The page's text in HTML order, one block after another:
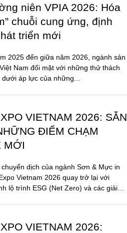
niên VPIA 2026: Hóa
chuỗi cung ứng, định
triển mới
2025 đến giữa năm 2026, ngành sản
Nam đối mặt với những thử thách
áp lực của những...
VIETNAM 2026: SẴN
ĐIỂM CHẠM
MỚI
dịch của ngành Sơn & Mực in
Vietnam 2026 quay trở lại với
lộ trình ESG (Net Zero) và các giải
VIETNAM 2026: